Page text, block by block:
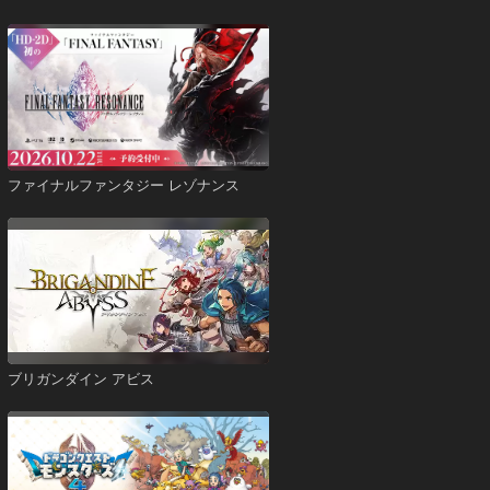
ファイナルファンタジー レゾナンス
ブリガンダイン アビス